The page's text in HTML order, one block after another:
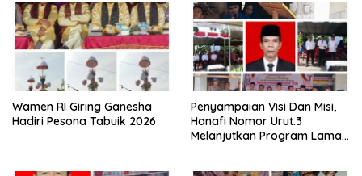
Wamen RI Giring Ganesha
Hadiri Pesona Tabuik 2026
Penyampaian Visi Dan Misi,
Hanafi Nomor Urut.3
Melanjutkan Program Lama